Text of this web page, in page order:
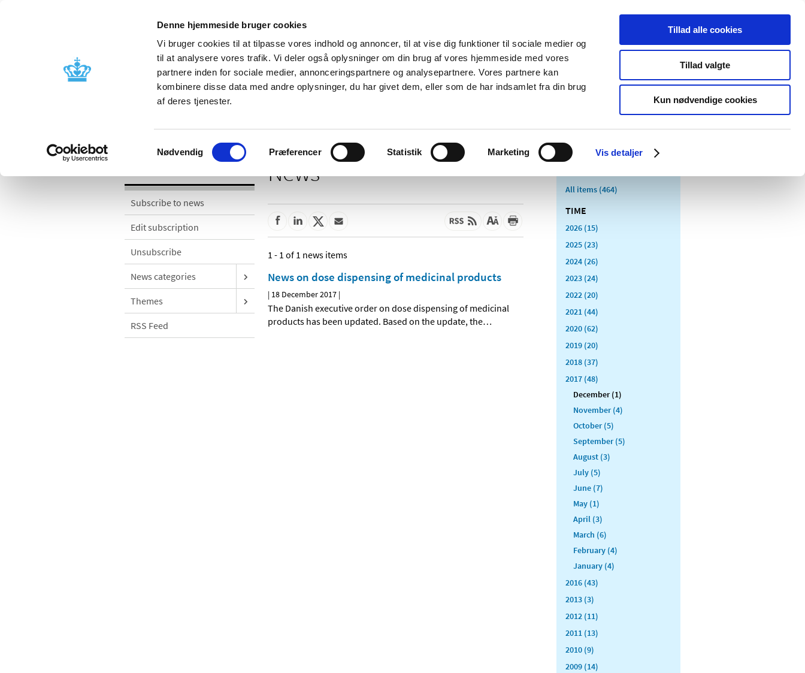
Denne hjemmeside bruger cookies
Vi bruger cookies til at tilpasse vores indhold og annoncer, til at vise dig funktioner til sociale medier og
til at analysere vores trafik. Vi deler også oplysninger om din brug af vores hjemmeside med vores
partnere inden for sociale medier, annonceringspartnere og analysepartnere. Vores partnere kan
kombinere disse data med andre oplysninger, du har givet dem, eller som de har indsamlet fra din brug
af deres tjenester.
Samtykkevalg
Nødvendig Præferencer Statistik Marketing Vis detaljer
Tillad alle cookies
Tillad valgte
Kun nødvendige cookies
News About us Contact us Publications
Licensing and
Side effects and product
information
Reimbursement and
Pharmacies and sale of
Medical
Special product
Subscribe to news
Edit subscription
Unsubscribe
News categories
Themes
RSS Feed
News
1 - 1 of 1 news items
News on dose dispensing of medicinal products
| 18 December 2017 |
The Danish executive order on dose dispensing of medicinal
products has been updated. Based on the update, the…
All items (464)
TIME
2026 (15)
2025 (23)
2024 (26)
2023 (24)
2022 (20)
2021 (44)
2020 (62)
2019 (20)
2018 (37)
2017 (48)
December (1)
November (4)
October (5)
September (5)
August (3)
July (5)
June (7)
May (1)
April (3)
March (6)
February (4)
January (4)
2016 (43)
2013 (3)
2012 (11)
2011 (13)
2010 (9)
2009 (14)